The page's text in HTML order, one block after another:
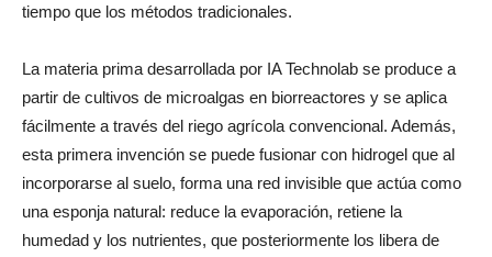
tiempo que los métodos tradicionales.
La materia prima desarrollada por IA Technolab se produce a
partir de cultivos de microalgas en biorreactores y se aplica
fácilmente a través del riego agrícola convencional. Además,
esta primera invención se puede fusionar con hidrogel que al
incorporarse al suelo, forma una red invisible que actúa como
una esponja natural: reduce la evaporación, retiene la
humedad y los nutrientes, que posteriormente los libera de